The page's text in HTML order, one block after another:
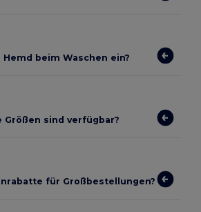
Hemd beim Waschen ein?
Größen sind verfügbar?
für Großbestellungen?